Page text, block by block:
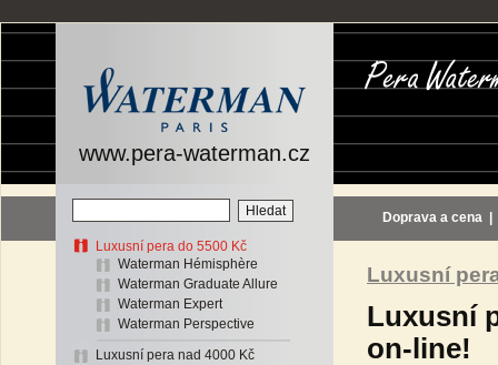
www.pera-waterman.cz
Luxusní pera do 5500 Kč
Waterman Hémisphère
Waterman Graduate Allure
Waterman Expert
Waterman Perspective
Luxusní pera nad 4000 Kč
Doprava a cena
Luxusní
Luxusní
on-line!